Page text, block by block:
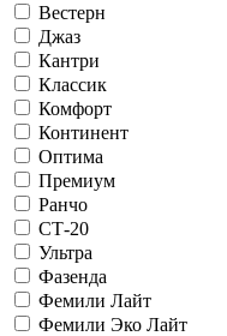
Вестерн
Джаз
Кантри
Классик
Комфорт
Континент
Оптима
Премиум
Ранчо
СТ-20
Ультра
Фазенда
Фемили Лайт
Фемили Эко Лайт